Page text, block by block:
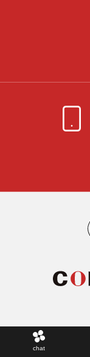
chat